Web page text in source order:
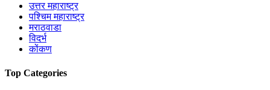
उत्तर महाराष्ट्र
पश्चिम महाराष्ट्र
मराठवाडा
विदर्भ
कोंकण
Top Categories